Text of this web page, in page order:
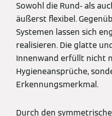
Sowohl die Rund- als
äußerst flexibel.
Systemen lassen sich
realisieren. Die glatte
Innenwand erfüllt nicht
Hygieneansprüche,
Erkennungsmerkmal.
Durch den